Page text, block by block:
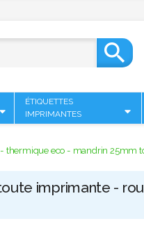

ÉTIQUETTES
IMPRIMANTES
thermique eco - mandrin 25mm
imprimante -